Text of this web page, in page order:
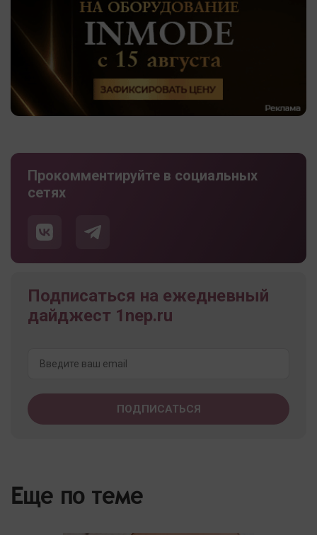
Прокомментируйте в социальных
сетях
Подписаться на ежедневный
дайджест 1nep.ru
Еще по теме